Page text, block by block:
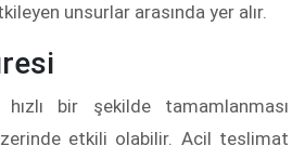
unsurlar arasında yer alır.
bir şekilde tamamlanması
etkili olabilir. Acil teslimat